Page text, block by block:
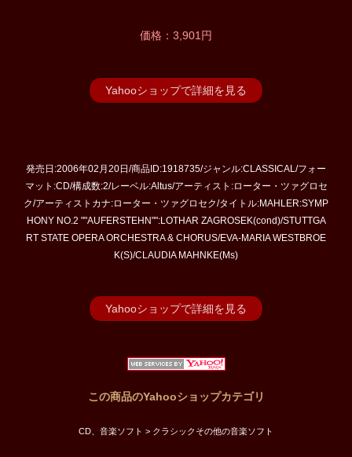
価格：3,901円
Yahooショップで詳細を見る
発売日:2006年02月20日/商品ID:1918735/ジャンル:CLASSICAL/フォー
マット:CD/構成数:2/レーベル:Altus/アーティスト:ローター・ツァグロセ
ク/アーティストカナ:ローター・ツァグロセク/タイトル:MAHLER:SYMP
HONY NO.2 ""AUFERSTEHN"":LOTHAR ZAGROSEK(cond)/STUTTGA
RT STATE OPERA ORCHESTRA & CHORUS/EVA-MARIA WESTBROE
K(S)/CLAUDIA MAHNKE(Ms)
Yahooショップで詳細を見る
この商品のYahooショップカテゴリ
CD、音楽ソフト > クラシックその他の音楽ソフト